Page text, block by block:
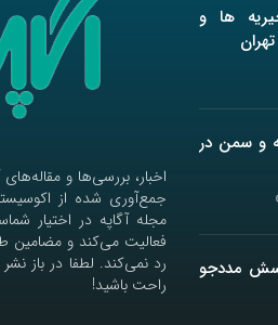
اخبار، بررسی‌ها و
جمع‌آوری شده از
مجله آگاپه در اختیار
فعالیت می‌کند و مضامین
رد نمی‌کند. لطفا در باز
راحت باشید!
خیریه ها و
و سمن در
مددجو